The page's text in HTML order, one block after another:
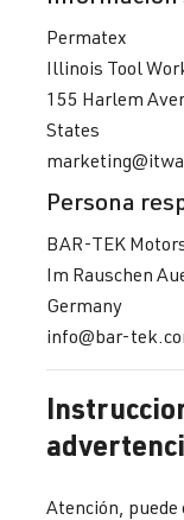
Permatex
Illinois Tool
155 Harlem
States
Persona
BAR-TEK
Im Rauschen
Germany
info@bar-
Atención,